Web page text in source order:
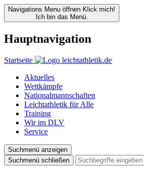
Navigations Menu öffnen Klick mich!
Ich bin das Menü.
Hauptnavigation
Startseite
Aktuelles
Wettkämpfe
Nationalmannschaften
Leichtathletik für Alle
Training
Wir im DLV
Service
Suchmenü anzeigen
Suchmenü schließen